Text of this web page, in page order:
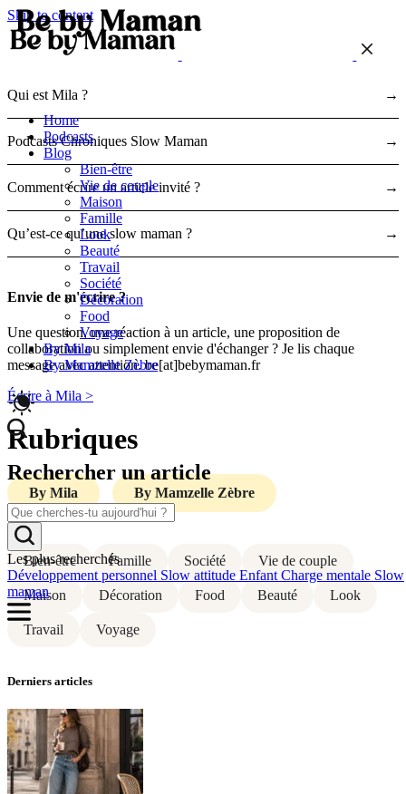
Skip to content
Home
Podcasts
Blog
Bien-être
Vie de couple
Maison
Famille
Look
Beauté
Travail
Société
Décoration
Food
Voyage
By Mila
By Mamzelle Zèbre
Rechercherun article
Les plus recherchés
Développement personnel Slow attitude Enfant Charge mentale Slow
maman
Qui est Mila ? →
Podcasts Chroniques Slow Maman →
Comment écrire un article invité ? →
Qu’est-ce qu’une slow maman ? →
Envie de m'écrire ?
Une question, une réaction à un article, une proposition de
collaboration ou simplement envie d'échanger ? Je lis chaque
message avec attention. be[at]bebymaman.fr
Écrire à Mila >
Rubriques
By Mila By Mamzelle Zèbre
Bien-être Famille Société Vie de couple
Maison Décoration Food Beauté Look
Travail Voyage
Derniers articles